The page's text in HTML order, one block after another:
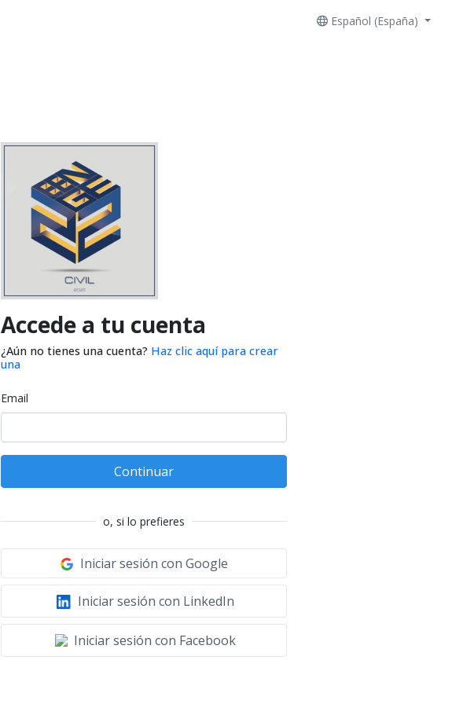
Español (España)
Accede a tu cuenta
¿Aún no tienes una cuenta? Haz clic aquí para crear
una
Email
Continuar
o, si lo prefieres
Iniciar sesión con Google
Iniciar sesión con LinkedIn
Iniciar sesión con Facebook